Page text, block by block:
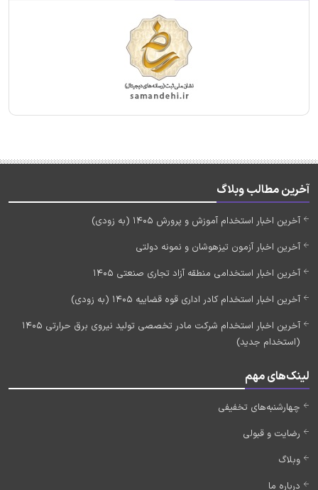
آخرین مطالب وبلاگ
آخرین اخبار استخدام آموزش و پرورش 1405 (به زودی)
آخرین اخبار آزمون تیزهوشان و نمونه دولتی
آخرین اخبار استخدامی منطقه آزاد تجاری صنعتی 1405
آخرین اخبار استخدام کادر اداری قوه قضاییه 1405 (به زودی)
آخرین اخبار استخدام شرکت مادر تخصصی تولید نیروی برق حرارتی 1405
(استخدام جدید)
لینک‌های مهم
چهارشنبه‌های تخفیفی
رضایت و قبولی
وبلاگ
درباره ما